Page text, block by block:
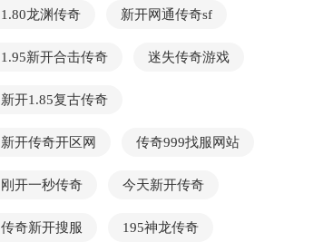
1.80龙渊传奇 新开网通传奇sf
1.95新开合击传奇 迷失传奇游戏
新开1.85复古传奇
新开传奇开区网 传奇999找服网站
刚开一秒传奇 今天新开传奇
传奇新开搜服 195神龙传奇